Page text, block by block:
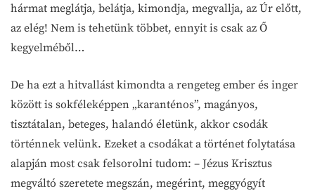
hármat meglátja, belátja, kimondja, megvallja, az Úr előtt,
az elég! Nem is tehetünk többet, ennyit is csak az Ő
kegyelméből…
De ha ezt a hitvallást kimondta a rengeteg ember és inger
között is sokféleképpen „karanténos”, magányos,
tisztátalan, beteges, halandó életünk, akkor csodák
történnek velünk. Ezeket a csodákat a történet folytatása
alapján most csak felsorolni tudom: – Jézus Krisztus
megváltó szeretete megszán, megérint, meggyógyít